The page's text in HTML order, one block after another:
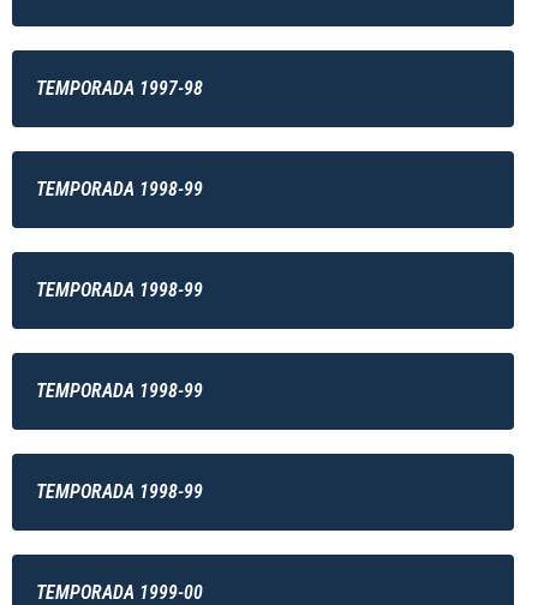
TEMPORADA 1997-98
TEMPORADA 1998-99
TEMPORADA 1998-99
TEMPORADA 1998-99
TEMPORADA 1998-99
TEMPORADA 1999-00